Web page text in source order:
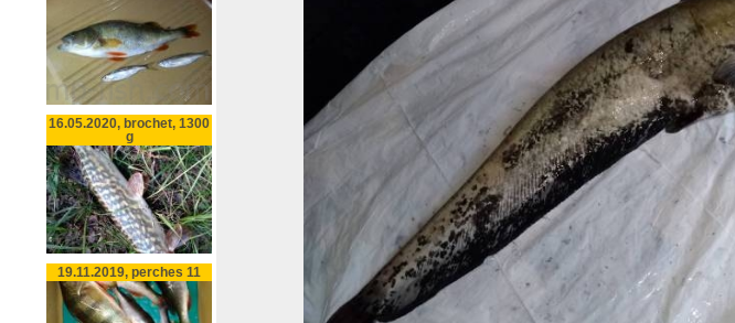
16.05.2020, brochet, 1300
g
19.11.2019, perches 11